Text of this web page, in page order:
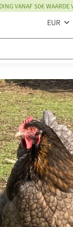
VANAF 50€ WAARDE
EUR